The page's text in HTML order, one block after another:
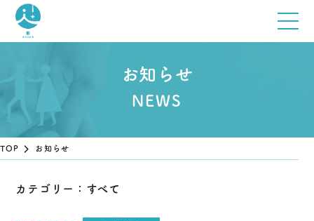
お知らせ
TOP お知らせ
カテゴリー：すべて